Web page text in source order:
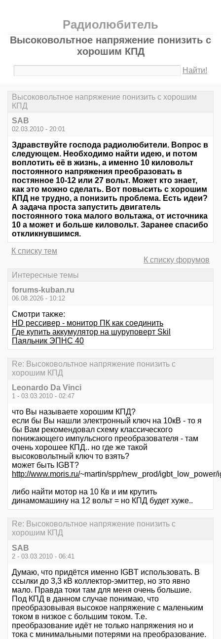
Радиолюбитель
Высоковольтное напряжение понизить с
хорошим КПД
Найти!
Высоковольтное напряжение понизить с хорошим
КПД
SAB
02.03.2010 - 20:01
Здравствуйте господа радиолюбители. Вопрос в
следующем. Необходимо найти идею, и потом
воплотить её в жизнь, а именно 10 киловольт
постоянного напряжения преобразовать в
постянное 10-12 или 27 вольт. Может кто знает,
как это можно сделать. Вот повысить с хорошим
КПД не трудно, а понизить проблема. Есть идеи?
А задача проста запустить двигатель
постоянного тока малого вольтажа, от источника
10 а может и больше киловольт. Заранее спасибо
откликнувшимся.
К списку тем
К списку форумов
Интересные темы
forums-kuban.ru
06.08.2026 - 10:12
Смотри также:
HD рессивер - монитор ПК как соединить
Где купить аккумулятор на шуруповерт Skil
Паяльник ЭПНС 40
Re: Высоковольтное напряжение понизить с
хорошим КПД
Leonardo Da Vinci
1 - 03.03.2010 - 02:47
что Вы называете хорошим КПД?
если бы Вы нашли электронный ключ на 10кВ - то я
бы Вам рекомендовал схему классического
понижающего импульсного преобразователя - там
очень хорошее КПД.. но где же такой
высоковольтный ключ то взять?
может быть IGBT?
http://www.moris.ru/~martin/spp/new_prod/igbt_low_power/
либо найти мотор на 10 Кв и им крутить
динамомашину на 12 вольт = но КПД будет хуже..
Re: Высоковольтное напряжение понизить с
хорошим КПД
SAB
2 - 03.03.2010 - 06:41
Думаю, что придётся именно IGBT использовать. В
ссылки до 3,3 кВ коллектор-эмиттер, но это явно
мало. Правда токи там для меня очень большие.
Под КПД в данном случае понимаю, что
преобразовывая высокое напряжение с маленьким
током в низкое с большим током. Т.е.
преобразование идёт не только напряжения но и
тока с минимальными потерями на преобразование.